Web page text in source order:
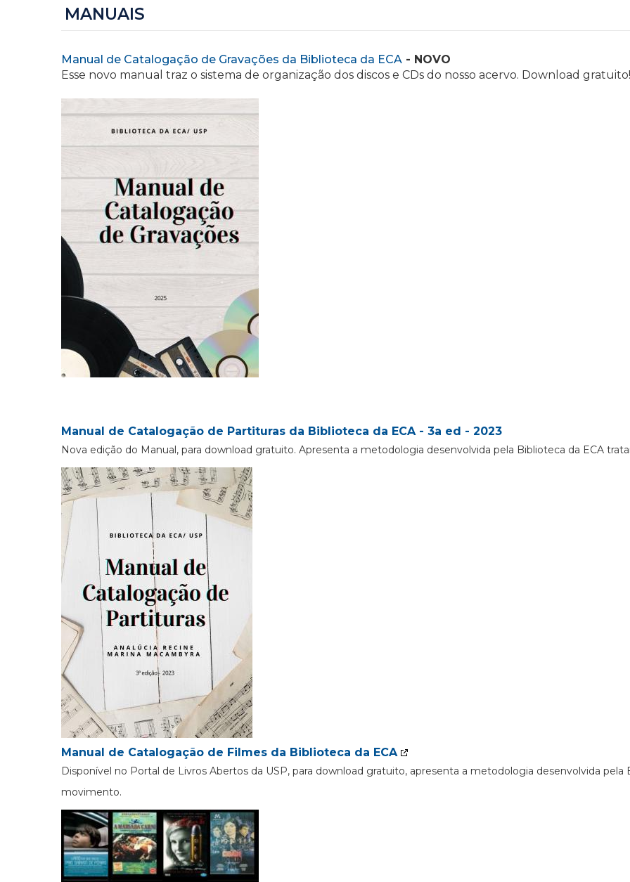
MANUAIS
Manual de Catalogação de Gravações da Biblioteca da ECA - NOVO
Esse novo manual traz o sistema de organização dos discos e CDs do nosso acervo. Download gratuito!
Manual de Catalogação de Partituras da Biblioteca da ECA - 3a ed - 2023
Nova edição do Manual, para download gratuito. Apresenta a metodologia desenvolvida pela Biblioteca da ECA
Manual de Catalogação de Filmes da Biblioteca da ECA
Disponível no Portal de Livros Abertos da USP, para download gratuito, apresenta a metodologia desenvolvida
movimento.